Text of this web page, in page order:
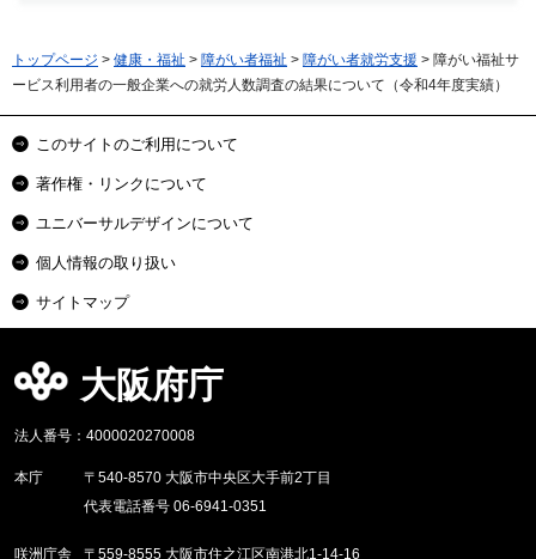
トップページ > 健康・福祉 > 障がい者福祉 > 障がい者就労支援 > 障がい福祉サ
ービス利用者の一般企業への就労人数調査の結果について（令和4年度実績）
このサイトのご利用について
著作権・リンクについて
ユニバーサルデザインについて
個人情報の取り扱い
サイトマップ
大阪府庁
法人番号：4000020270008
本庁
〒540-8570 大阪市中央区大手前2丁目
代表電話番号 06-6941-0351
咲洲庁舎 〒559-8555 大阪市住之江区南港北1-14-16